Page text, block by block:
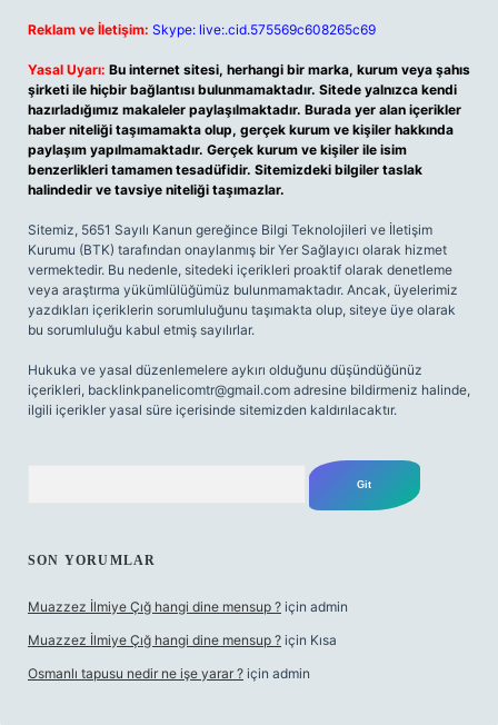
Reklam ve İletişim: Skype: live:.cid.575569c608265c69
Yasal Uyarı: Bu internet sitesi, herhangi bir marka, kurum veya şahıs
şirketi ile hiçbir bağlantısı bulunmamaktadır. Sitede yalnızca kendi
hazırladığımız makaleler paylaşılmaktadır. Burada yer alan içerikler
haber niteliği taşımamakta olup, gerçek kurum ve kişiler hakkında
paylaşım yapılmamaktadır. Gerçek kurum ve kişiler ile isim
benzerlikleri tamamen tesadüfidir. Sitemizdeki bilgiler taslak
halindedir ve tavsiye niteliği taşımazlar.
Sitemiz, 5651 Sayılı Kanun gereğince Bilgi Teknolojileri ve İletişim
Kurumu (BTK) tarafından onaylanmış bir Yer Sağlayıcı olarak hizmet
vermektedir. Bu nedenle, sitedeki içerikleri proaktif olarak denetleme
veya araştırma yükümlülüğümüz bulunmamaktadır. Ancak, üyelerimiz
yazdıkları içeriklerin sorumluluğunu taşımakta olup, siteye üye olarak
bu sorumluluğu kabul etmiş sayılırlar.
Hukuka ve yasal düzenlemelere aykırı olduğunu düşündüğünüz
içerikleri, backlinkpanelicomtr@gmail.com adresine bildirmeniz halinde,
ilgili içerikler yasal süre içerisinde sitemizden kaldırılacaktır.
SON YORUMLAR
Muazzez İlmiye Çığ hangi dine mensup ? için admin
Muazzez İlmiye Çığ hangi dine mensup ? için Kısa
Osmanlı tapusu nedir ne işe yarar ? için admin